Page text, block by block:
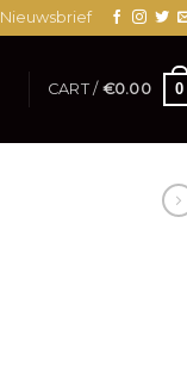
Nieuwsbrief
CART / €0.00 0